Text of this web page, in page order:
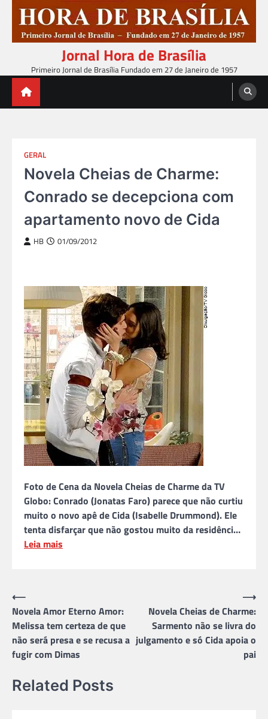
content
Jornal Hora de Brasília
Primeiro Jornal de Brasília Fundado em 27 de Janeiro de 1957
GERAL
Novela Cheias de Charme:
Conrado se decepciona com
apartamento novo de Cida
HB 01/09/2012
Foto de Cena da Novela Cheias de Charme da TV
Globo: Conrado (Jonatas Faro) parece que não curtiu
muito o novo apê de Cida (Isabelle Drummond). Ele
tenta disfarçar que não gostou muito da residênci…
Leia mais
Navegação
de
Post
⟵
Novela Amor Eterno Amor:
Melissa tem certeza de que
não será presa e se recusa a
fugir com Dimas
Novela Cheias de Charme:
Sarmento não se livra do
julgamento e só Cida apoia o
pai
⟶
Related Posts